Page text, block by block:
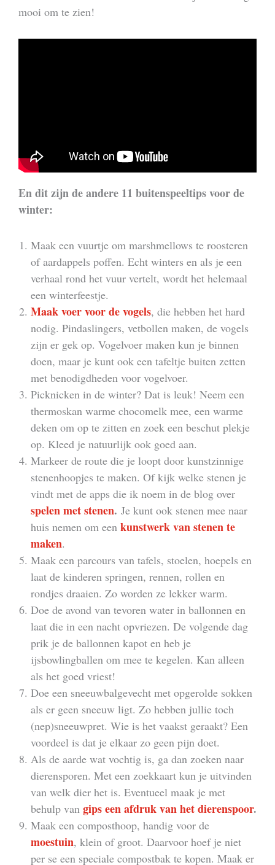
mooi om te zien!
En dit zijn de andere 11 buitenspeeltips voor de
winter:
Maak een vuurtje om marshmellows te roosteren
of aardappels poffen. Echt winters en als je een
verhaal rond het vuur vertelt, wordt het helemaal
een winterfeestje.
Maak voer voor de vogels, die hebben het hard
nodig. Pindaslingers, vetbollen maken, de vogels
zijn er gek op. Vogelvoer maken kun je binnen
doen, maar je kunt ook een tafeltje buiten zetten
met benodigdheden voor vogelvoer.
Picknicken in de winter? Dat is leuk! Neem een
thermoskan warme chocomelk mee, een warme
deken om op te zitten en zoek een beschut plekje
op. Kleed je natuurlijk ook goed aan.
Markeer de route die je loopt door kunstzinnige
stenenhoopjes te maken. Of kijk welke stenen je
vindt met de apps die ik noem in de blog over
spelen met stenen. Je kunt ook stenen mee naar
huis nemen om een kunstwerk van stenen te
maken.
Maak een parcours van tafels, stoelen, hoepels en
laat de kinderen springen, rennen, rollen en
rondjes draaien. Zo worden ze lekker warm.
Doe de avond van tevoren water in ballonnen en
laat die in een nacht opvriezen. De volgende dag
prik je de ballonnen kapot en heb je
ijsbowlingballen om mee te kegelen. Kan alleen
als het goed vriest!
Doe een sneeuwbalgevecht met opgerolde sokken
als er geen sneeuw ligt. Zo hebben jullie toch
(nep)sneeuwpret. Wie is het vaakst geraakt? Een
voordeel is dat je elkaar zo geen pijn doet.
Als de aarde wat vochtig is, ga dan zoeken naar
dierensporen. Met een zoekkaart kun je uitvinden
van welk dier het is. Eventueel maak je met
behulp van gips een afdruk van het dierenspoor.
Maak een composthoop, handig voor de
moestuin, klein of groot. Daarvoor hoef je niet
per se een speciale compostbak te kopen. Maak er